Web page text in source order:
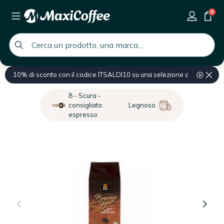
global.search.placeholder
0
10% di sconto con il codice ITSALDI10 su una selezione di prodotti
Home Prodotti professionali Ingrosso Caffè Ingrosso Caffè in
8 - Scura -
consigliato:
espresso
Legnoso